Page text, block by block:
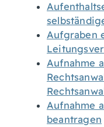
Aufgraben
Aufnahme
Aufnahme
beantragen